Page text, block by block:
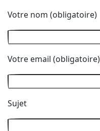
Votre nom (obligatoire)
Votre email (obligatoire)
Sujet